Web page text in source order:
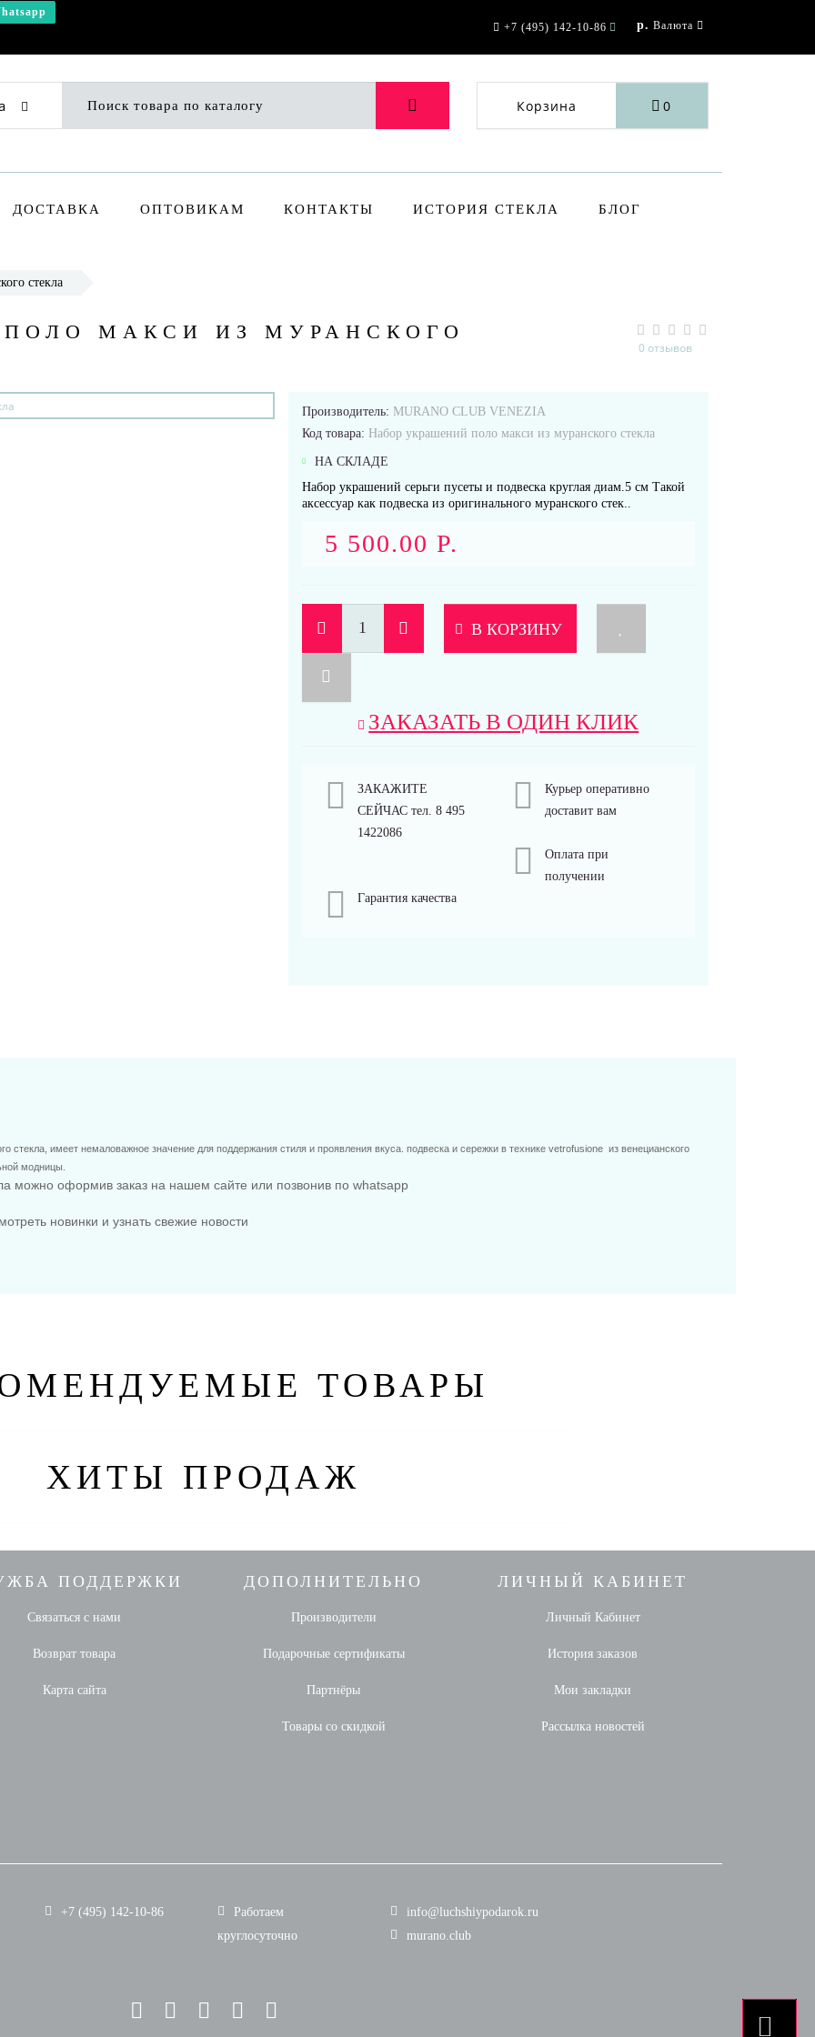
+7 (495) 142-10-86
р. Валюта
Корзина 0
ДОСТАВКА ОПТОВИКАМ КОНТАКТЫ ИСТОРИЯ СТЕКЛА БЛОГ
стекла
МАКСИ ИЗ МУРАНСКОГО
0 отзывов
Производитель: MURANO CLUB VENEZIA
Код товара: Набор украшений поло макси из муранского стекла
НА СКЛАДЕ
Набор украшений серьги пусеты и подвеска круглая диам.5 см Такой
аксессуар как подвеска из оригинального муранского стек..
5 500.00 Р.
В КОРЗИНУ
ЗАКАЗАТЬ В ОДИН КЛИК
ЗАКАЖИТЕ
СЕЙЧАС тел. 8 495
1422086
Курьер оперативно
доставит вам
Оплата при
получении
Гарантия качества
стекла, имеет немаловажное значение для поддержания стиля и проявления вкуса. подвеска и сережки в технике vetrofusione из венецианского
модницы.
можно оформив заказ на нашем сайте или позвонив по whatsapp
новинки и узнать свежие новости
ТОВАРЫ
ХИТЫ ПРОДАЖ
ПОДДЕРЖКИ
Связаться с нами
Возврат товара
Карта сайта
ДОПОЛНИТЕЛЬНО
Производители
Подарочные сертификаты
Партнёры
Товары со скидкой
ЛИЧНЫЙ КАБИНЕТ
Личный Кабинет
История заказов
Мои закладки
Рассылка новостей
+7 (495) 142-10-86
Работаем
круглосуточно
info@luchshiypodarok.ru
murano.club